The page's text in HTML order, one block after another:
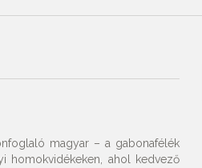
magyar – a gabonafélék
homokvidékeken, ahol kedvező